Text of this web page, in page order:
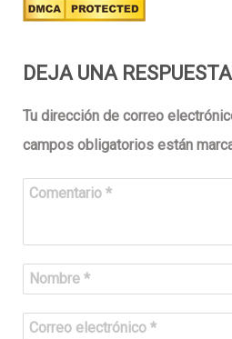
DEJA UNA RESPUESTA
Tu dirección de correo
campos obligatorios están
Comentario *
Nombre *
Correo electrónico *